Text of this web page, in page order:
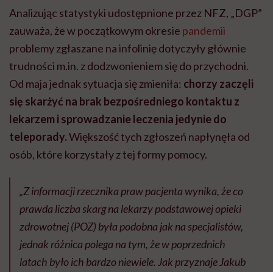
Analizując statystyki udostępnione przez NFZ, „DGP”
zauważa, że w początkowym okresie pandemii
problemy zgłaszane na infolinię dotyczyły głównie
trudności m.in. z dodzwonieniem się do przychodni.
Od maja jednak sytuacja się zmieniła: chorzy zaczęli
się skarżyć na brak bezpośredniego kontaktu z
lekarzem i sprowadzanie leczenia jedynie do
teleporady.Większość tych zgłoszeń napłynęła od
osób, które korzystały z tej formy pomocy.
„Z informacji rzecznika praw pacjenta wynika, że co
prawda liczba skarg na lekarzy podstawowej opieki
zdrowotnej (POZ) była podobna jak na specjalistów,
jednak różnica polega na tym, że w poprzednich
latach było ich bardzo niewiele. Jak przyznaje Jakub